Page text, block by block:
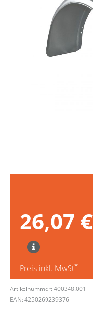
26,07 €
Preis inkl. MwSt*
Artikelnummer: 400348.001
EAN: 4250269239376